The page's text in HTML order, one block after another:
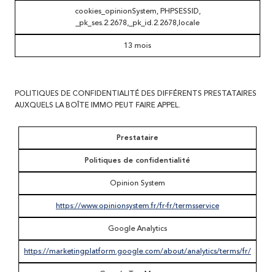
cookies_opinionSystem, PHPSESSID,
_pk_ses.2.2678,_pk_id.2.2678,locale
13 mois
POLITIQUES DE CONFIDENTIALITÉ DES DIFFÉRENTS PRESTATAIRES
AUXQUELS LA BOÎTE IMMO PEUT FAIRE APPEL.
Prestataire
Politiques de confidentialité
Opinion System
https://www.opinionsystem.fr/fr-fr/termsservice
Google Analytics
https://marketingplatform.google.com/about/analytics/terms/fr/